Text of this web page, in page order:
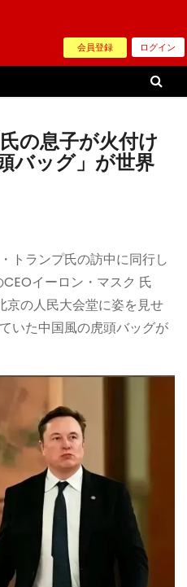
会員登録 ログイン
の息子が火付け
バッグ」が世界
トランプ氏の訪中に同行し
イーロン・マスク 氏
京の人民大会堂に姿を見せ
いた中国風の虎頭バッグが